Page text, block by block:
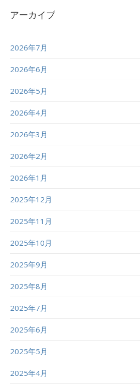
アーカイブ
2026年7月
2026年6月
2026年5月
2026年4月
2026年3月
2026年2月
2026年1月
2025年12月
2025年11月
2025年10月
2025年9月
2025年8月
2025年7月
2025年6月
2025年5月
2025年4月